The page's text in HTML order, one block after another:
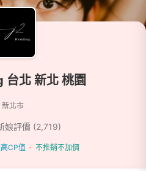
北 新北 桃園
新北市
娘評價 (2,719)
CP值 不推銷不加價